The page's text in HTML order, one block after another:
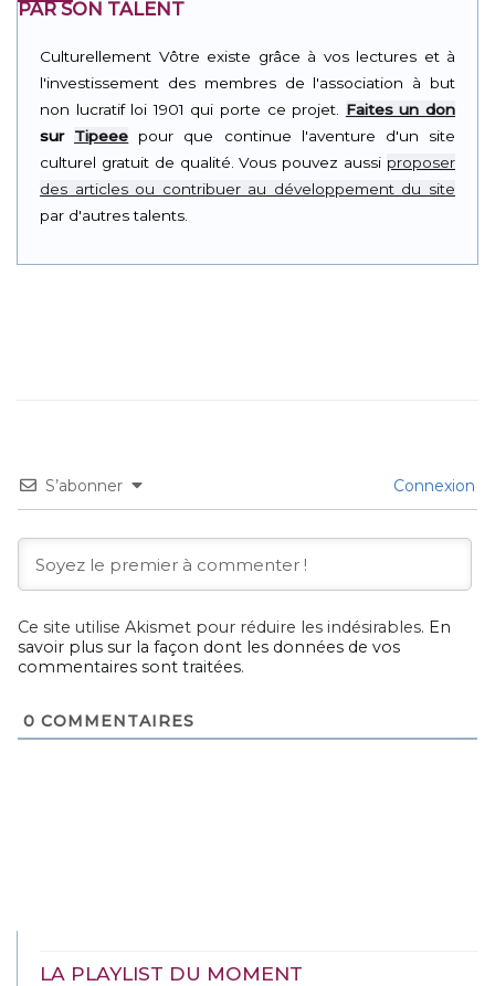
PAR SON TALENT
Culturellement Vôtre existe grâce à vos lectures et à
l'investissement des membres de l'association à but
non lucratif loi 1901 qui porte ce projet. Faites un don
sur Tipeee pour que continue l'aventure d'un site
culturel gratuit de qualité. Vous pouvez aussi proposer
des articles ou contribuer au développement du site
par d'autres talents.
S’abonner Connexion
Ce site utilise Akismet pour réduire les indésirables. En
savoir plus sur la façon dont les données de vos
commentaires sont traitées.
0 COMMENTAIRES
LA PLAYLIST DU MOMENT